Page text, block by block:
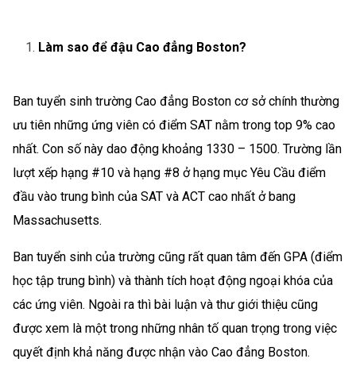
Làm sao để đậu Cao đẳng Boston?
Ban tuyển sinh trường Cao đẳng Boston cơ sở chính thường
ưu tiên những ứng viên có điểm SAT nằm trong top 9% cao
nhất. Con số này dao động khoảng 1330 – 1500. Trường lần
lượt xếp hạng #10 và hạng #8 ở hạng mục Yêu Cầu điểm
đầu vào trung bình của SAT và ACT cao nhất ở bang
Massachusetts.
Ban tuyển sinh của trường cũng rất quan tâm đến GPA (điểm
học tập trung bình) và thành tích hoạt động ngoại khóa của
các ứng viên. Ngoài ra thì bài luận và thư giới thiệu cũng
được xem là một trong những nhân tố quan trọng trong việc
quyết định khả năng được nhận vào Cao đẳng Boston.